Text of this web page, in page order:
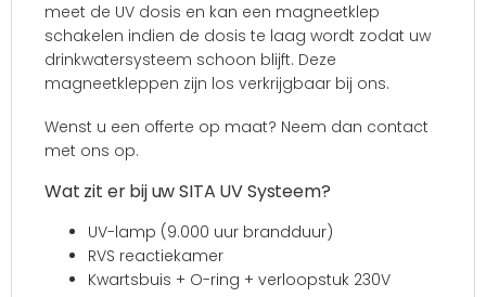
meet de UV dosis en kan een magneetklep
schakelen indien de dosis te laag wordt zodat uw
drinkwatersysteem schoon blijft. Deze
magneetkleppen zijn los verkrijgbaar bij ons.
Wenst u een offerte op maat? Neem dan contact
met ons op.
Wat zit er bij uw SITA UV Systeem?
UV-lamp (9.000 uur brandduur)
RVS reactiekamer
Kwartsbuis + O-ring + verloopstuk 230V